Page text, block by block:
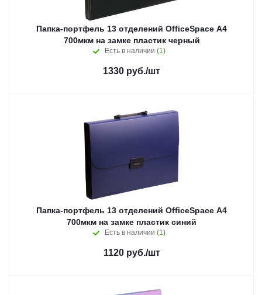
Папка-портфель 13 отделений OfficeSpace А4
700мкм на замке пластик черный
Есть в наличии (1)
1330 руб./шт
Папка-портфель 13 отделений OfficeSpace А4
700мкм на замке пластик синий
Есть в наличии (1)
1120руб./шт